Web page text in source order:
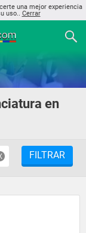
una mejor experiencia
uso.. Cerrar
en
FILTRAR